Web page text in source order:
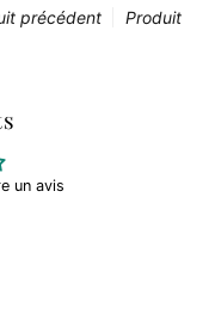
précédent
Produit
un avis